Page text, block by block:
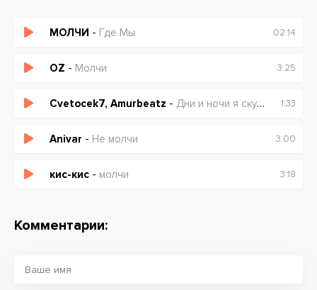
МОЛЧИ - Где Мы 02:14
OZ - Молчи 3:25
Cvetocek7, Amurbeatz - Дни и ночи я скучаю 1:33
Anivar - Не молчи 3:00
кис-кис - молчи 3:18
Комментарии: